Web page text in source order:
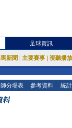
足球資訊
新聞 主要賽事 視聽播
分場表 參考資料 統